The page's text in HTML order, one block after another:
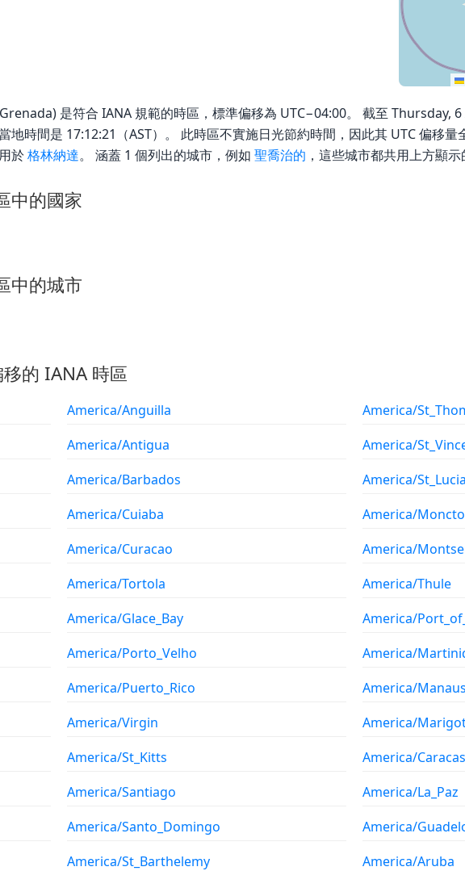
是符合 IANA 規範的時區，標準偏移為 UTC−04:00。 截至 Thursday, 6
時間是 17:12:21（AST）。 此時區不實施日光節約時間，因此其 UTC 偏移量
於格林納達。 涵蓋 1 個列出的城市，例如 聖喬治的 ，這些城市都共用上方顯示
中的國家
中的城市
的 IANA 時區
America/Anguilla
America/Antigua
America/Barbados
America/Cuiaba
America/Curacao
America/Tortola
America/Glace_Bay
America/Porto_Velho
America/Puerto_Rico
America/Virgin
America/St_Kitts
America/Santiago
America/Santo_Domingo
America/St_Barthelemy
America/
America/
America/St_Lucia
America/
America/
America/Thule
America/
America/
America/Manaus
America/
America/Caracas
America/La_Paz
America/
America/Aruba